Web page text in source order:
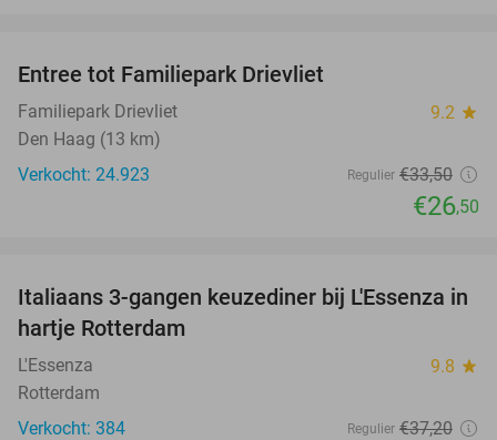
Entree tot Familiepark Drievliet
Familiepark Drievliet 9.2 star
Den Haag (13 km)
Verkocht: 24.923
Regulier €33,50
€26,50
33%
Italiaans 3-gangen keuzediner bij L'Essenza in
hartje Rotterdam
L'Essenza 9.8 star
Rotterdam
Verkocht: 384
Regulier €37,20